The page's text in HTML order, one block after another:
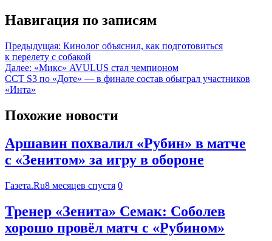
Навигация по записям
Предыдущая: Кинолог объяснил, как подготовиться
к перелету с собакой
Далее: «Микс» AVULUS стал чемпионом
CCT S3 по «Доте» — в финале состав обыграл участников
«Инта»
Похожие новости
Аршавин похвалил «Рубин» в матче
с «Зенитом» за игру в обороне
Газета.Ru8 месяцев спустя 0
Тренер «Зенита» Семак: Соболев
хорошо провёл матч с «Рубином»